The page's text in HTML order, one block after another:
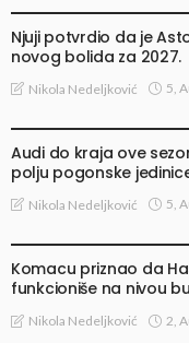
Njuji potvrdio da je
novog bolida za 2027.
Nikola Nedeljković 5,
Audi do kraja ove
polju pogonske
Nikola Nedeljković 5,
Komacu priznao da
funkcioniše na nivou
Nikola Nedeljković 2,